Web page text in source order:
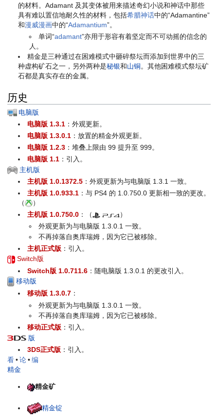
的材料。Adamant 及其变体被用来描述奇幻小说和神话中那些
具有难以置信地耐久性的材料，包括希腊神话中的“Adamantine”
和漫威漫画中的“Adamantium”。
单词“adamant”亦用于形容有着坚定而不可动摇的信念的
人。
精金是三种通过在困难模式中砸碎祭坛而添加到世界中的三
种虚构矿石之一，另外两种是秘银和山铜。其他困难模式祭坛矿
石都是真实存在的金属。
历史
电脑版
电脑版 1.3.1 ：外观更新。
电脑版 1.3.0.1 ：放置的精金外观更新。
电脑版 1.2.3 ：堆叠上限由 99 提升至 999。
电脑版 1.1 ：引入。
主机版
主机版 1.0.1372.5 ：外观更新为与电脑版 1.3.1 一致。
主机版 1.0.933.1 ：与 PS4 的 1.0.750.0 更新相一致的更改。
（
）
主机版 1.0.750.0 ：（
）
外观更新为与电脑版 1.3.0.1 一致。
不再掉落自奥库瑞姆，因为它已被移除。
主机正式版 ：引入。
Switch版
Switch版 1.0.711.6 ：随电脑版 1.3.0.1 的更改引入。
移动版
移动版 1.3.0.7 ：
外观更新为与电脑版 1.3.0.1 一致。
不再掉落自奥库瑞姆，因为它已被移除。
移动正式版 ：引入。
版
3DS正式版 ：引入。
看•论•编
精金
精金矿
精金锭